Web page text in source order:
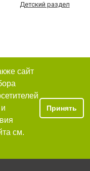
Детский раздел
сайт
см.
Принять